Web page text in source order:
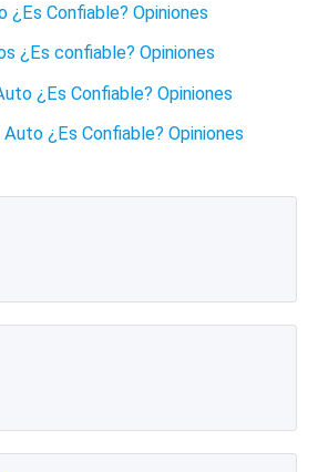
¿Es Confiable? Opiniones
¿Es confiable? Opiniones
¿Es Confiable? Opiniones
¿Es Confiable? Opiniones